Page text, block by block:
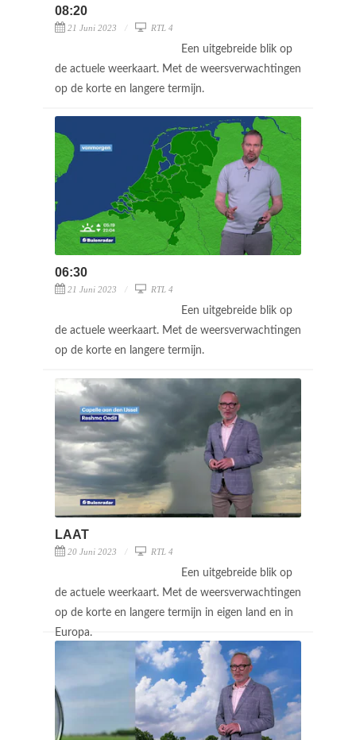
08:20
21 Juni 2023 RTL 4
Een uitgebreide blik op
de actuele weerkaart. Met de weersverwachtingen
op de korte en langere termijn.
06:30
21 Juni 2023 RTL 4
Een uitgebreide blik op
de actuele weerkaart. Met de weersverwachtingen
op de korte en langere termijn.
LAAT
20 Juni 2023 RTL 4
Een uitgebreide blik op
de actuele weerkaart. Met de weersverwachtingen
op de korte en langere termijn in eigen land en in
Europa.